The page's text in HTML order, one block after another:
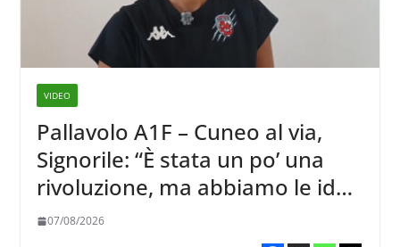
VIDEO
Pallavolo A1F – Cuneo al via,
Signorile: “È stata un po’ una
rivoluzione, ma abbiamo le idee
chiare siu cosa vogliamo fare”
07/08/2026